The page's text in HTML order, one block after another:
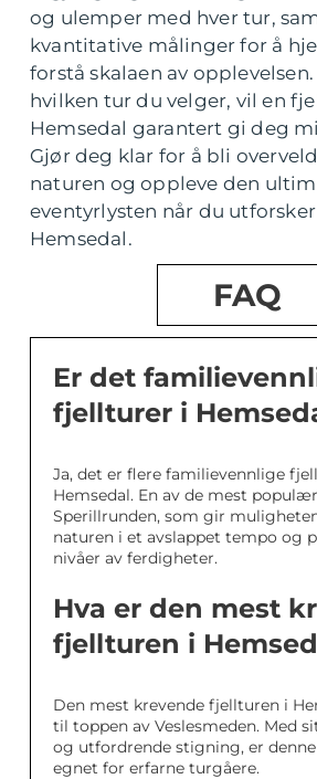
og ulemper med hver tur,
kvantitative målinger for å
forstå skalaen av
hvilken tur du velger, vil en
Hemsedal garantert gi deg
Gjør deg klar for å bli
naturen og oppleve den
eventyrlysten når du
Hemsedal.
FAQ
Er det
fjellturer i
Ja, det er flere familievennlige
Hemsedal. En av de mest
Sperillrunden, som gir
naturen i et avslappet tempo og
nivåer av ferdigheter.
Hva er den mest
fjellturen i
Den mest krevende fjellturen i
til toppen av Veslesmeden. Med
og utfordrende stigning, er
egnet for erfarne turgåere.